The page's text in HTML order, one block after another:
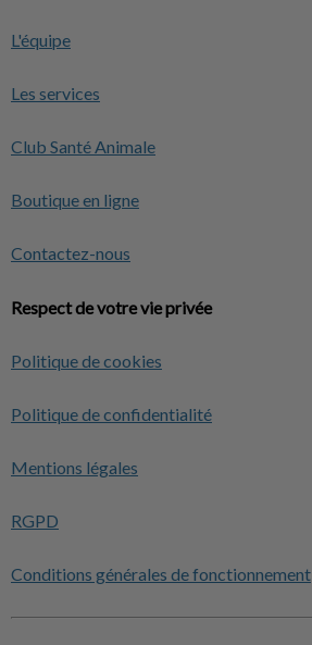
L'équipe
Les services
Club Santé Animale
Boutique en ligne
Contactez-nous
Respect de votre vie privée
Politique de cookies
Politique de confidentialité
Mentions légales
RGPD
Conditions générales de fonctionnement